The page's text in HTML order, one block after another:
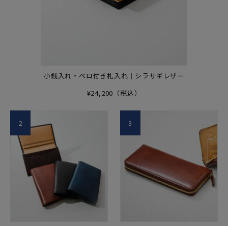
小銭入れ・ベロ付き札入れ｜シラサギレザー
¥24,200（税込）
2 3